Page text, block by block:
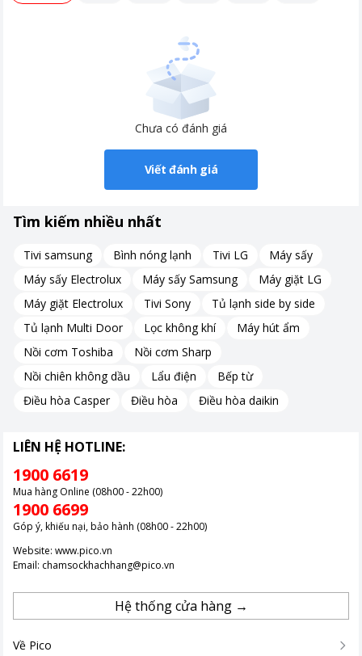
Chưa có đánh giá
Viết đánh giá
Tìm kiếm nhiều nhất
Tivi samsung Bình nóng lạnh Tivi LG
Máy sấy
Máy sấy Electrolux
Máy sấy Samsung
Máy giặt LG
Máy giặt Electrolux
Tivi Sony
Tủ lạnh side by side
Tủ lạnh Multi Door
Lọc không khí
Máy hút ẩm
Nồi cơm Toshiba
Nồi cơm Sharp
Nồi chiên không dầu
Lẩu điện
Bếp từ
Điều hòa Casper
Điều hòa Điều hòa daikin
LIÊN HỆ HOTLINE:
1900 6619
Mua hàng Online (08h00 - 22h00)
1900 6699
Góp ý, khiếu nại, bảo hành (08h00 - 22h00)
Website: www.pico.vn
Email: chamsockhachhang@pico.vn
Hệ thống cửa hàng →
Về Pico